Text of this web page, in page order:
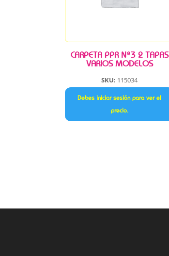
CARPETA PPR Nº3 2 TAPAS
VARIOS MODELOS
SKU: 115034
Debes iniciar sesión para ver el
precio.